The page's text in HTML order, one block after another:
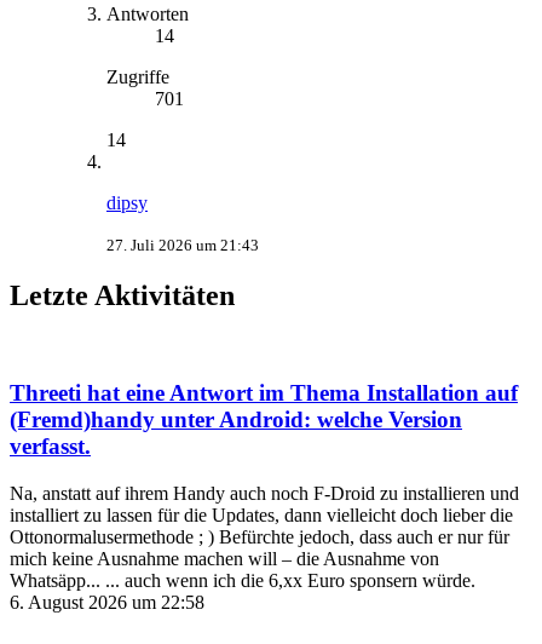
Antworten
14
Zugriffe
701
14
dipsy
27. Juli 2026 um 21:43
Letzte Aktivitäten
Threeti hat eine Antwort im Thema Installation auf
(Fremd)handy unter Android: welche Version
verfasst.
Na, anstatt auf ihrem Handy auch noch F-Droid zu installieren und
installiert zu lassen für die Updates, dann vielleicht doch lieber die
Ottonormalusermethode ; ) Befürchte jedoch, dass auch er nur für
mich keine Ausnahme machen will – die Ausnahme von
Whatsäpp... ... auch wenn ich die 6,xx Euro sponsern würde.
6. August 2026 um 22:58